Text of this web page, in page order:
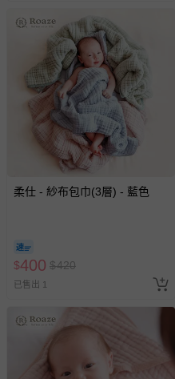
柔仕 - 紗布包巾(3層) - 藍色
$400 $420
已售出 1